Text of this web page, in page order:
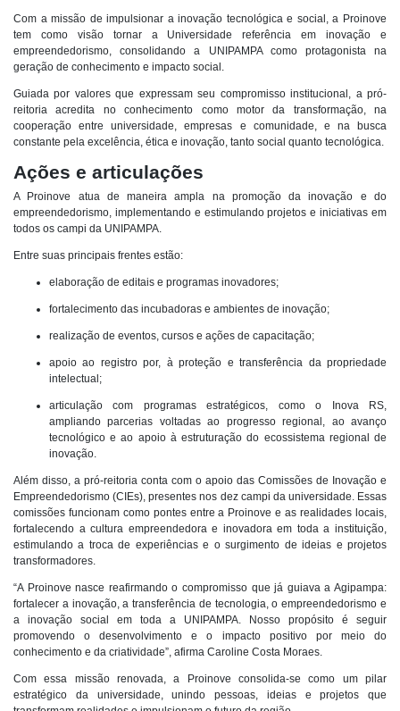
Com a missão de impulsionar a inovação tecnológica e social, a Proinove
tem como visão tornar a Universidade referência em inovação e
empreendedorismo, consolidando a UNIPAMPA como protagonista na
geração de conhecimento e impacto social.
Guiada por valores que expressam seu compromisso institucional, a pró-
reitoria acredita no conhecimento como motor da transformação, na
cooperação entre universidade, empresas e comunidade, e na busca
constante pela excelência, ética e inovação, tanto social quanto tecnológica.
Ações e articulações
A Proinove atua de maneira ampla na promoção da inovação e do
empreendedorismo, implementando e estimulando projetos e iniciativas em
todos os campi da UNIPAMPA.
Entre suas principais frentes estão:
elaboração de editais e programas inovadores;
fortalecimento das incubadoras e ambientes de inovação;
realização de eventos, cursos e ações de capacitação;
apoio ao registro por, à proteção e transferência da propriedade
intelectual;
articulação com programas estratégicos, como o Inova RS,
ampliando parcerias voltadas ao progresso regional, ao avanço
tecnológico e ao apoio à estruturação do ecossistema regional de
inovação.
Além disso, a pró-reitoria conta com o apoio das Comissões de Inovação e
Empreendedorismo (CIEs), presentes nos dez campi da universidade. Essas
comissões funcionam como pontes entre a Proinove e as realidades locais,
fortalecendo a cultura empreendedora e inovadora em toda a instituição,
estimulando a troca de experiências e o surgimento de ideias e projetos
transformadores.
“A Proinove nasce reafirmando o compromisso que já guiava a Agipampa:
fortalecer a inovação, a transferência de tecnologia, o empreendedorismo e
a inovação social em toda a UNIPAMPA. Nosso propósito é seguir
promovendo o desenvolvimento e o impacto positivo por meio do
conhecimento e da criatividade”, afirma Caroline Costa Moraes.
Com essa missão renovada, a Proinove consolida-se como um pilar
estratégico da universidade, unindo pessoas, ideias e projetos que